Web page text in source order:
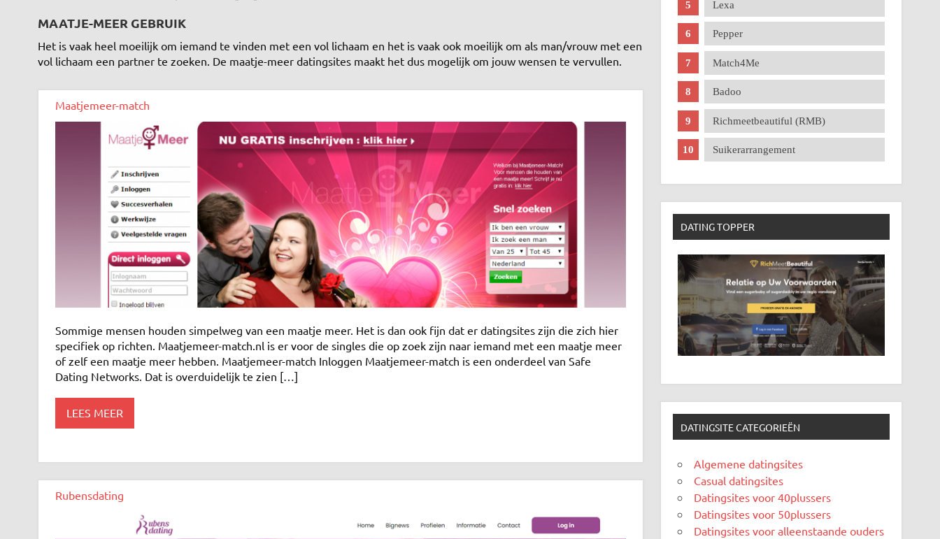
MAATJE-MEER GEBRUIK
Het is vaak heel moeilijk om iemand te vinden met een vol lichaam en het is vaak ook moeilijk om als man/vrouw met een
vol lichaam een partner te zoeken. De maatje-meer datingsites maakt het dus mogelijk om jouw wensen te vervullen.
Maatjemeer-match
Sommige mensen houden simpelweg van een maatje meer. Het is dan ook fijn dat er datingsites zijn die zich hier
specifiek op richten. Maatjemeer-match.nl is er voor de singles die op zoek zijn naar iemand met een maatje meer
of zelf een maatje meer hebben. Maatjemeer-match Inloggen Maatjemeer-match is een onderdeel van Safe
Dating Networks. Dat is overduidelijk te zien […]
LEES MEER
Rubensdating
Lexa
Pepper
Match4Me
Badoo
Richmeetbeautiful (RMB)
Suikerarrangement
DATING TOPPER
DATINGSITE CATEGORIEËN
Algemene datingsites
Casual datingsites
Datingsites voor 40plussers
Datingsites voor 50plussers
Datingsites voor alleenstaande ouders